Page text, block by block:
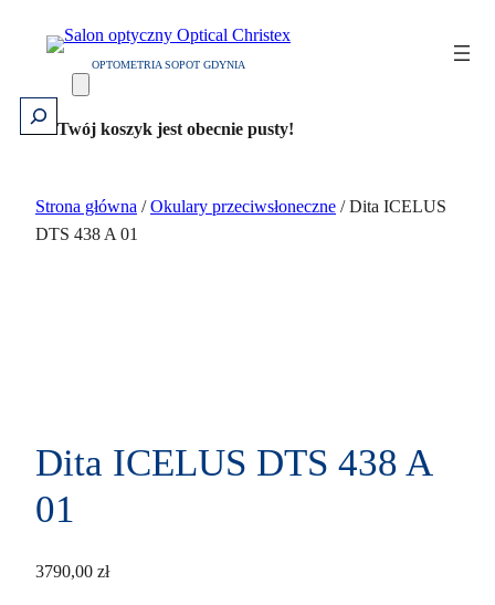
OPTOMETRIA SOPOT GDYNIA
Szukaj
Twój koszyk jest obecnie pusty!
Strona główna /Okulary przeciwsłoneczne / Dita ICELUS
DTS 438 A 01
Dita ICELUS DTS 438 A
01
3790,00 zł